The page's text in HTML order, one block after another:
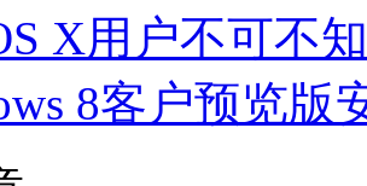
X用户不可不
8客户预览版